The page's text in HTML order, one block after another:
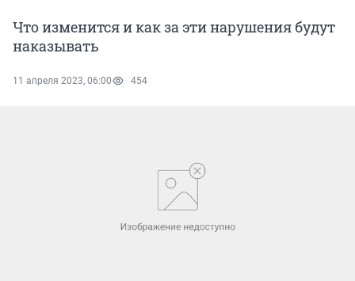
Что изменится и как за эти нарушения будут
наказывать
11 апреля 2023, 06:00 454